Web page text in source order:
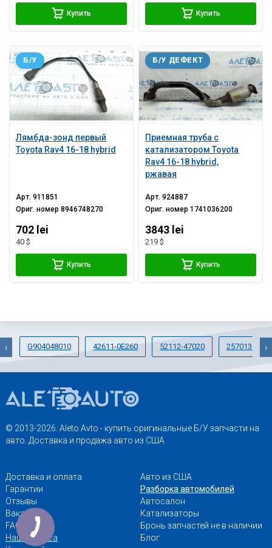
Купить Купить
Лямбда-зонд первый
Toyota Rav4 16-18 hybrid
Б/У
Арт.911851
Ориг. номер8946748270
702 lei
40 $
Купить
Приемная труба с
катализатором Toyota
Rav4 16-18 hybrid,
ржавая
Б/У ДЕФЕКТ
Арт.924887
Ориг. номер1741036200
3843 lei
219 $
Купить
G904048010 42611-0E260 52112-47020 2570138060
‹ ›
© 2013-2026. Aleto Avto - купить оригинальные Б/У запчасти на
авто. Доставка и продажа авто из США
Доставка и оплата
Гарантии
Отзывы
Вакансии
FAQ
Наши адреса
Авто из США
Разборка автомобилей
Автосалон
Катализаторы
Бронь запчастей не в наличии
Блог